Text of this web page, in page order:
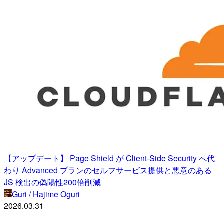
【アップデート】 Page Shield が Client-Side Security へ代
わり Advanced プランのセルフサービス提供と悪意のある
JS 検出の偽陽性200倍削減
Guri / Hajime Oguri
2026.03.31